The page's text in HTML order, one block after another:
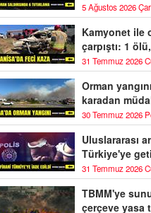
5 Ağustos 2026
Kamyonet ile
çarpıştı: 1
31 Temmuz 2026
Orman
karadan
30 Temmuz 2026
Uluslararası
Türkiye'ye
31 Temmuz 2026
TBMM'ye
çerçeve yasa